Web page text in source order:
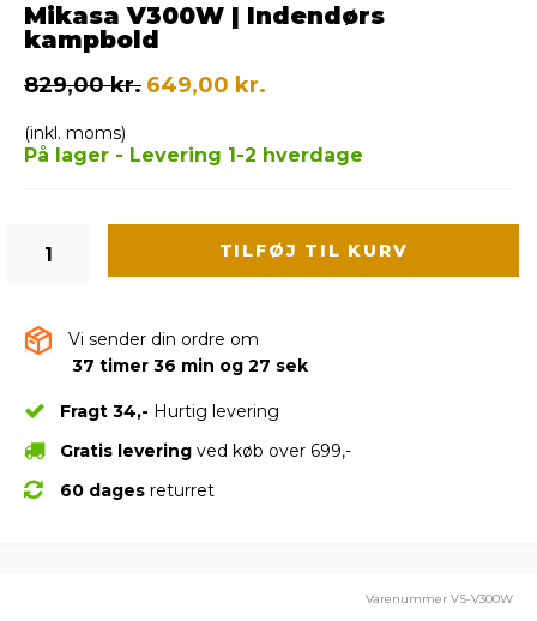
Mikasa V300W | Indendørs
kampbold
829,00 kr. 649,00 kr.
(inkl. moms)
På lager - Levering 1-2 hverdage
TILFØJ TIL KURV
Vi sender din ordre om
37 timer 36 min og 26 sek
Fragt 34,- Hurtig levering
Gratis levering ved køb over 699,-
60 dages returret
Varenummer VS-V300W